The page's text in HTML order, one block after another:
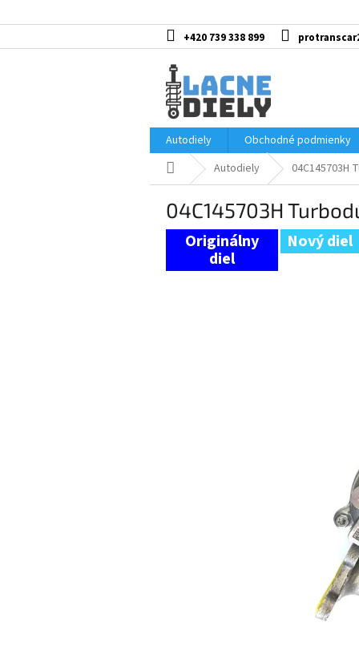
na
+420 739 338 899
Autodiely
Obchodné podmienky
DomovAutodiely 04C145703H
04C145703H
Nový diel